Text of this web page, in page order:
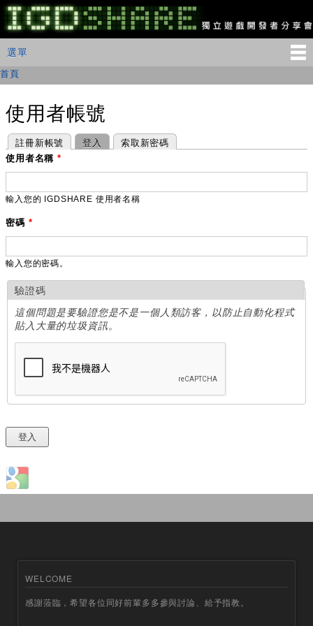
移
至
主
IGDSHARE
獨
遊
發
享
會
主選單
選單
您在這裡
首頁
使用者帳號
主要索引標籤
註冊新帳號 登入
(作用中頁籤) 索取新密碼
使用者名稱*
輸入您的 IGDSHARE 使用者名稱
密碼 *
輸入您的密碼。
驗證碼
這個問題是要驗證您是不是一個人類訪客，以防止自動化程式
貼入大量的垃圾資訊。
Login with Google
WELCOME
感謝蒞臨，希望各位同好前輩多多參與討論、給予指教。